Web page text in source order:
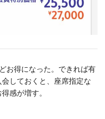
お得になった。できれば有
しておくと、座席指定な
感が増す。